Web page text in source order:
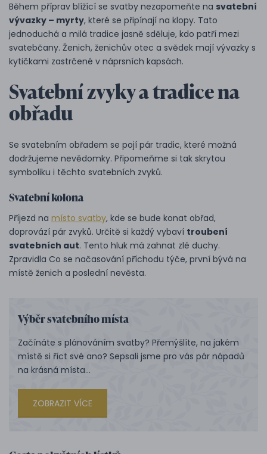
Během příprav blížící se svatby nezapomeňte na svatební
vývazky – myrty, které se připínají na klopy. Tato
jednoduchá a milá tradice jasně sděluje, kdo patří mezi
svatebčany. Ženich, ženichův otec a svědek mají vývazky s
kytičkami zastrčené v náprsních kapsách.
Svatební zvyky a tradice na
obřadu
Se svatebním obřadem se pojí pár tradic, které možná
dodržujeme nevědomky. Připomeňme si tak skrytou
symboliku i těchto svatebních zvyků.
Svatební kolona
Příjezd na místo svatby, kde se bude konat obřad,
doprovází pár zvyků. Určitě si každý vybaví troubení
svatebních aut. Tento hluk má zahnat zlé duchy.
Zpravidla Co se načasování příchodu týče, první bývá na
místě ženich a poslední nevěsta.
Výběr svatebního místa
Začínáte s plánováním svatby? Přemýšlíte, na jakém
místě si říct své ano? Sepsali jsme pro vás pár nápadů
na krásná místa...
ZOBRAZIT VÍCE